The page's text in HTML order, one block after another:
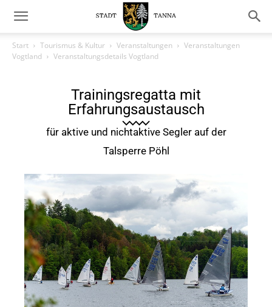
Start Tourismus & Kultur Veranstaltungen
Veranstaltungen
Vogtland
Veranstaltungsdetails Vogtland
Trainingsregatta mit
Erfahrungsaustausch
für aktive und nichtaktive Segler auf der
Talsperre Pöhl